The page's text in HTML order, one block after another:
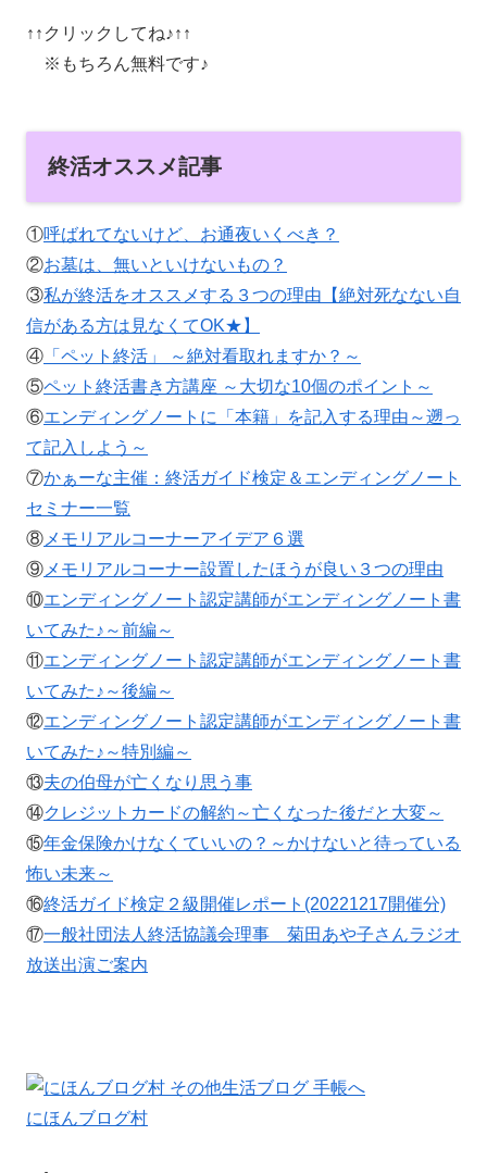
↑↑クリックしてね♪↑↑
※もちろん無料です♪
終活オススメ記事
①呼ばれてないけど、お通夜いくべき？
②お墓は、無いといけないもの？
③私が終活をオススメする３つの理由【絶対死なない自
信がある方は見なくてOK★】
④ 「ペット終活」 ～絶対看取れますか？～
⑤ペット終活書き方講座 ～大切な10個のポイント～
⑥エンディングノートに「本籍」を記入する理由～遡っ
て記入しよう～
⑦かぁーな主催：終活ガイド検定＆エンディングノート
セミナー一覧
⑧ メモリアルコーナーアイデア６選
⑨ メモリアルコーナー設置したほうが良い３つの理由
⑩エンディングノート認定講師がエンディングノート書
いてみた♪～前編～
⑪エンディングノート認定講師がエンディングノート書
いてみた♪～後編～
⑫エンディングノート認定講師がエンディングノート書
いてみた♪～特別編～
⑬夫の伯母が亡くなり思う事
⑭クレジットカードの解約～亡くなった後だと大変～
⑮年金保険かけなくていいの？～かけないと待っている
怖い未来～
⑯終活ガイド検定２級開催レポート(20221217開催分)
⑰一般社団法人終活協議会理事 菊田あや子さんラジオ
放送出演ご案内
にほんブログ村